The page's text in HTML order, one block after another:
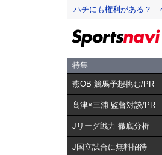
ハチにも権利がある？
特集
燕OB 競馬予想挑む/PR
髙津×三浦 監督対談/PR
Jリーグ戦力 徹底分析
J国立試合に無料招待